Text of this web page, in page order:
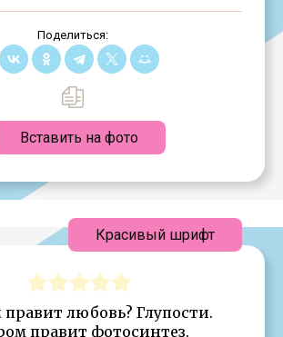
Поделиться:
Вставить на фото
любовь? Глупости.
правит фотосинтез.
Красивый шрифт